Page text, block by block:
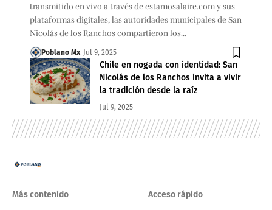
transmitido en vivo a través de estamosalaire.com y sus
plataformas digitales, las autoridades municipales de San
Nicolás de los Ranchos compartieron los…
Poblano Mx Jul 9, 2025
Chile en nogada con identidad: San
Nicolás de los Ranchos invita a vivir
la tradición desde la raíz
Jul 9, 2025
Más contenido Acceso rápido